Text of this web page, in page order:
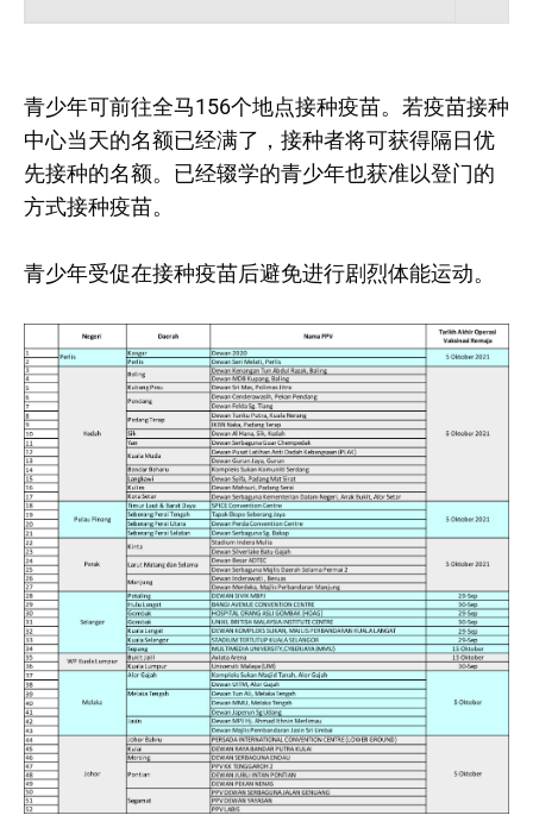
青少年可前往全马156个地点接种疫苗。若疫苗接种
中心当天的名额已经满了，接种者将可获得隔日优
先接种的名额。已经辍学的青少年也获准以登门的
方式接种疫苗。
青少年受促在接种疫苗后避免进行剧烈体能运动。